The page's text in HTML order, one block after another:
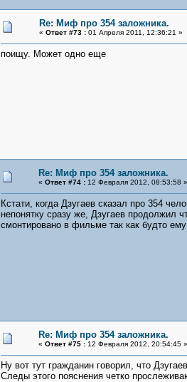
Re: Миф про 354 заложника.
« Ответ #73 :01 Апреля 2011, 12:36:21 »
поищу. Может одно еще
Re: Миф про 354 заложника.
« Ответ #74 :12 Февраля 2012, 08:53:58 »
Кстати, когда Дзугаев сказал про 354
непонятку сразу же, Дзугаев продолжил
смонтировано в фильме так как будто
Re: Миф про 354 заложника.
« Ответ #75 :12 Февраля 2012, 20:54:45 »
Ну вот тут гражданин говорил, что
Следы этого пояснения четко